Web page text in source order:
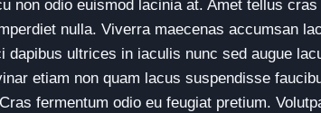
non odio euismod lacinia at. Amet tellus
nulla. Viverra maecenas accumsan
dapibus ultrices in iaculis nunc sed augue
etiam non quam lacus suspendisse
fermentum odio eu feugiat pretium.